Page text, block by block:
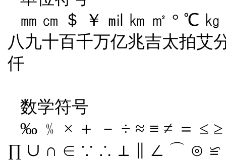
㎜ ㎝ ＄ ￥ ㏕ ㎞ ㎡ ° ℃
八九十百千万亿兆吉太拍艾
仟
数学符号
‰ ﹪ × ＋ － ÷ ≈ ≡ ≠ ＝ ≤
∏ ∪ ∩ ∈ ∵ ∴ ⊥ ∥ ∠ ⌒ ⊙ ≌